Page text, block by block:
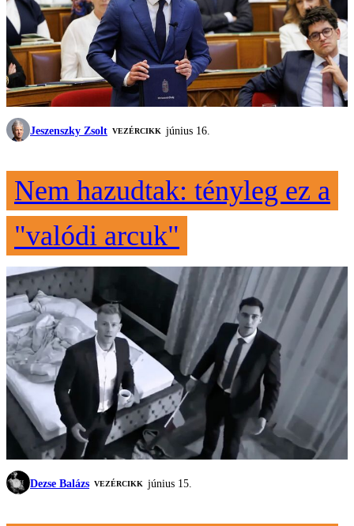
Jeszenszky Zsolt VEZÉRCIKK június 16.
Nem hazudtak: tényleg ez a
"valódi arcuk"
Dezse Balázs VEZÉRCIKK június 15.